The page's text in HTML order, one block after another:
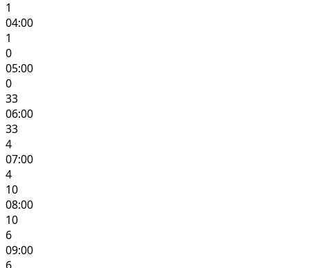
1
04:00
1
0
05:00
0
33
06:00
33
4
07:00
4
10
08:00
10
6
09:00
6